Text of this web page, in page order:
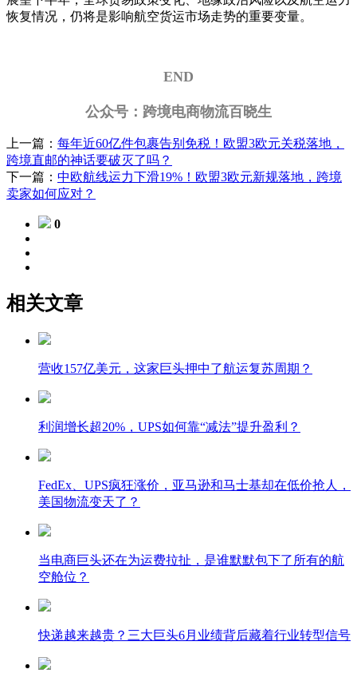
恢复情况，仍将是影响航空货运市场走势的重要变量。
END
公众号：跨境电商物流百晓生
上一篇： 每年近60亿件包裹告别免税！欧盟3欧元关税落地，
跨境直邮的神话要破灭了吗？
下一篇： 中欧航线运力下滑19%！欧盟3欧元新规落地，跨境
卖家如何应对？
0
相关文章
营收157亿美元，这家巨头押中了航运复苏周期？
利润增长超20%，UPS如何靠“减法”提升盈利？
FedEx、UPS疯狂涨价，亚马逊和马士基却在低价抢人，
美国物流变天了？
当电商巨头还在为运费拉扯，是谁默默包下了所有的航
空舱位？
快递越来越贵？三大巨头6月业绩背后藏着行业转型信号